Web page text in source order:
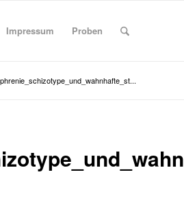
Impressum Proben